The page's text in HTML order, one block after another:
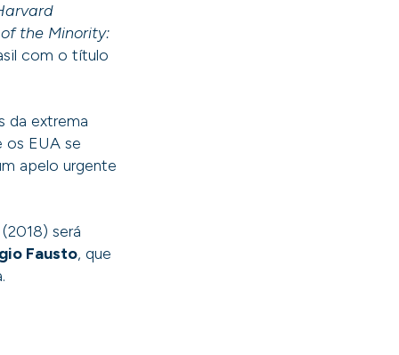
of the Minority:
com o título
da extrema
os EUA se
apelo urgente
será
Fausto, que